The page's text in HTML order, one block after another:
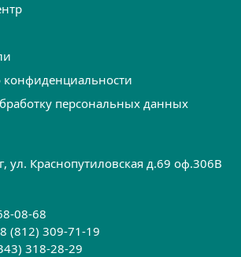
персональных данных
ул. Краснопутиловская д.69 оф.306B
08-68
8 (812) 309-71-19
318-28-29